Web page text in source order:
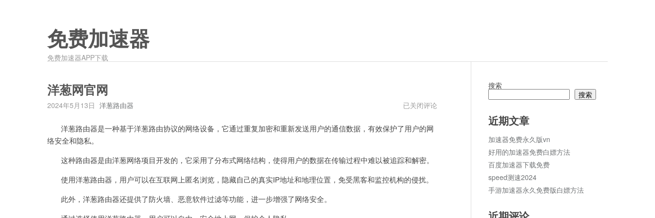
免费加速器
免费加速器APP下载
洋葱网官网
2024年5月13日 洋葱路由器
洋
官
已关闭评论
洋葱路由器是一种基于洋葱路由协议的网络设备，它通过重复加密和重新发送用户的通信数据，有效保护了用户的网
络安全和隐私。
这种路由器是由洋葱网络项目开发的，它采用了分布式网络结构，使得用户的数据在传输过程中难以被追踪和解密。
使用洋葱路由器，用户可以在互联网上匿名浏览，隐藏自己的真实IP地址和地理位置，免受黑客和监控机构的侵扰。
此外，洋葱路由器还提供了防火墙、恶意软件过滤等功能，进一步增强了网络安全。
搜索
搜索
近期文章
加速器免费永久版vn
好用的加速器免费白嫖方法
百度加速器下载免费
speed测速2024
手游加速器永久免费版白嫖方法